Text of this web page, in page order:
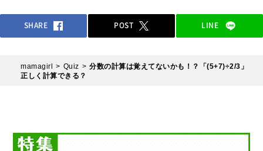
SHARE POST LINE
mamagirl Quiz
分数の計算は覚えてないかも！？「(5+7)÷2/3」
正しく計算できる？